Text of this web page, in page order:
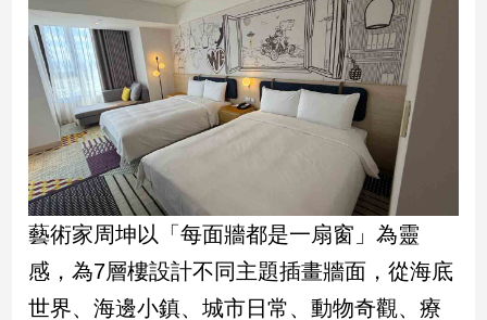
旅
遊/
美
食
星
命
理
消
費
健
康/
親
藝術家周坤以「每面牆都是一扇窗」為靈
感，為7層樓設計不同主題插畫牆面，從海底
世界、海邊小鎮、城市日常、動物奇觀、療